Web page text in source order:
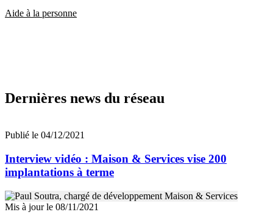
Aide à la personne
Dernières news du réseau
Publié le 04/12/2021
Interview vidéo : Maison & Services vise 200
implantations à terme
Mis à jour le 08/11/2021